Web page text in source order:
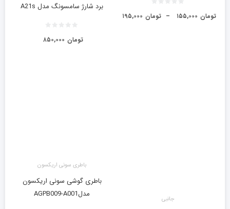
۱۹۵,۰۰۰ تومان – ۱۵۵,۰۰۰ تومان
برد شارژ سامسونگ مدل A21s
۸۵۰,۰۰۰ تومان
جانبی
باطری سونی اریکسون
باطری گوشی سونی اریکسون
مدلAGPB009-A001